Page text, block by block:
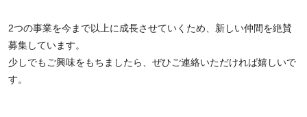
2つの事業を今まで以上に成長させていくため、新しい仲間を絶賛
募集しています。
少しでもご興味をもちましたら、ぜひご連絡いただければ嬉しいで
す。